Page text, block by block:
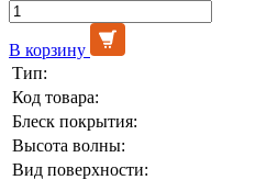
В корзину
Тип:
Код товара:
Блеск покрытия:
Высота волны:
Вид поверхности: